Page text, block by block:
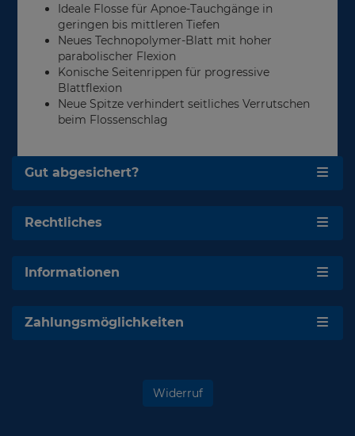
Ideale Flosse für Apnoe-Tauchgänge in
geringen bis mittleren Tiefen
Neues Technopolymer-Blatt mit hoher
parabolischer Flexion
Konische Seitenrippen für progressive
Blattflexion
Neue Spitze verhindert seitliches Verrutschen
beim Flossenschlag
Gut abgesichert?
Rechtliches
Informationen
Zahlungsmöglichkeiten
Widerruf